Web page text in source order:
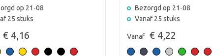
op 21-08
25 stuks
€ 4,16
Bezorgd op 21-08
Vanaf 25 stuks
Vanaf € 4,22